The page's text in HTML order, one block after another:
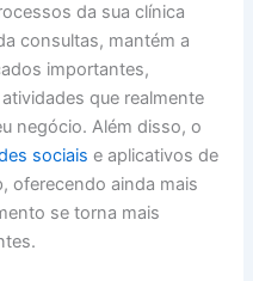
da sua clínica
consultas, mantém a
importantes,
que realmente
negócio. Além disso, o
sociais e aplicativos de
oferecendo ainda mais
se torna mais